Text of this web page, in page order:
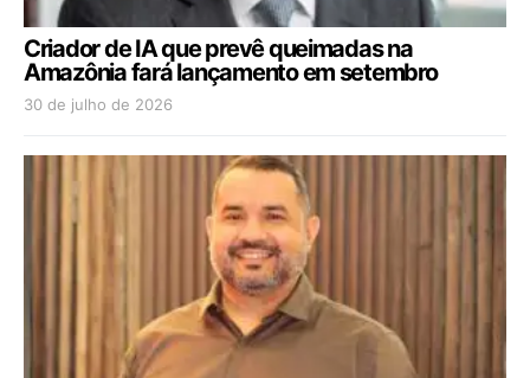
Criador de IA que prevê queimadas na
Amazônia fará lançamento em setembro
30 de julho de 2026